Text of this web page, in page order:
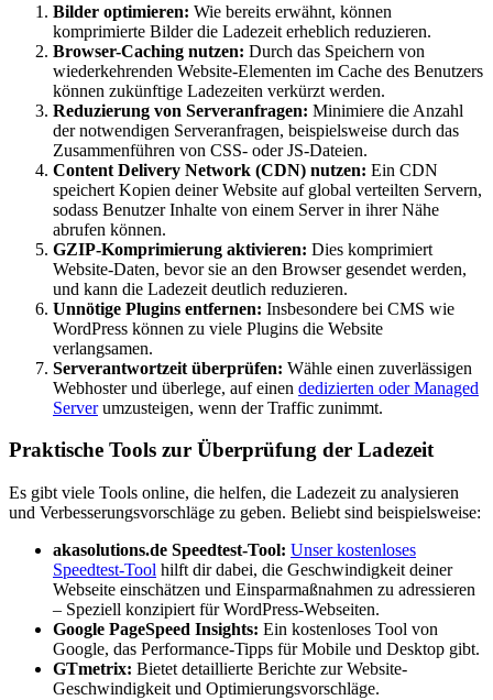
Bilder optimieren: Wie bereits erwähnt, können
komprimierte Bilder die Ladezeit erheblich reduzieren.
Browser-Caching nutzen: Durch das Speichern von
wiederkehrenden Website-Elementen im Cache des Benutzers
können zukünftige Ladezeiten verkürzt werden.
Reduzierung von Serveranfragen: Minimiere die Anzahl
der notwendigen Serveranfragen, beispielsweise durch das
Zusammenführen von CSS- oder JS-Dateien.
Content Delivery Network (CDN) nutzen: Ein CDN
speichert Kopien deiner Website auf global verteilten Servern,
sodass Benutzer Inhalte von einem Server in ihrer Nähe
abrufen können.
GZIP-Komprimierung aktivieren: Dies komprimiert
Website-Daten, bevor sie an den Browser gesendet werden,
und kann die Ladezeit deutlich reduzieren.
Unnötige Plugins entfernen: Insbesondere bei CMS wie
WordPress können zu viele Plugins die Website
verlangsamen.
Serverantwortzeit überprüfen: Wähle einen zuverlässigen
Webhoster und überlege, auf einen dedizierten oder Managed
Serverumzusteigen, wenn der Traffic zunimmt.
Praktische Tools zur Überprüfung der Ladezeit
Es gibt viele Tools online, die helfen, die Ladezeit zu analysieren
und Verbesserungsvorschläge zu geben. Beliebt sind beispielsweise:
akasolutions.de Speedtest-Tool: Unser kostenloses
Speedtest-Tool hilft dir dabei, die Geschwindigkeit deiner
Webseite einschätzen und Einsparmaßnahmen zu adressieren
– Speziell konzipiert für WordPress-Webseiten.
Google PageSpeed Insights: Ein kostenloses Tool von
Google, das Performance-Tipps für Mobile und Desktop gibt.
GTmetrix: Bietet detaillierte Berichte zur Website-
Geschwindigkeit und Optimierungsvorschläge.